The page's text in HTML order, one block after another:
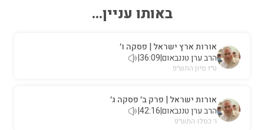
באותו עניין...
אורות ארץ ישראל | פסקה ו׳
הרב ערן טננבאום|
36:09
|
ט״ז סיון התש״פ
אורות ישראל | פרק ב׳ פסקה ג׳
הרב ערן טננבאום|
42:16
|
ו׳ כסלו התש״פ